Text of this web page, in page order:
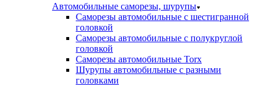
Автомобильные саморезы, шурупы
Саморезы автомобильные с шестигранной
головкой
Саморезы автомобильные с полукруглой
головкой
Саморезы автомобильные Torx
Шурупы автомобильные с разными
головками